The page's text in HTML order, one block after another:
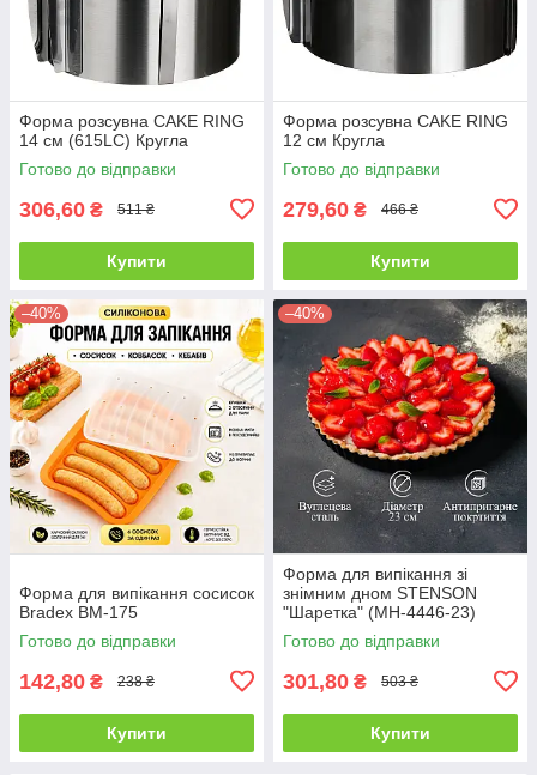
Форма розсувна CAKE RING
14 см (615LC) Кругла
Готово до відправки
306,60 ₴ 511 ₴
Купити
Форма розсувна CAKE RING
12 см Кругла
Готово до відправки
279,60 ₴ 466 ₴
Купити
–40%
Форма для випікання сосисок
Bradex BM-175
Готово до відправки
142,80 ₴ 238 ₴
Купити
–40%
Форма для випікання зі
знімним дном STENSON
"Шаретка" (MH-4446-23)
Готово до відправки
301,80 ₴ 503 ₴
Купити